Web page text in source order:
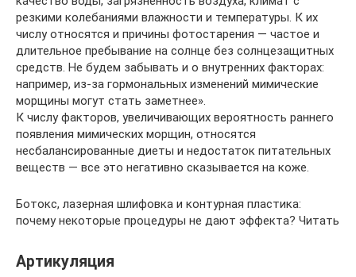
резкими колебаниями влажности и температуры. К их
числу относятся и причины фотостарения — частое и
длительное пребывание на солнце без солнцезащитных
средств. Не будем забывать и о внутренних факторах:
например, из-за гормональных изменений мимические
морщины могут стать заметнее».
К числу факторов, увеличивающих вероятность раннего
появления мимических морщин, относятся
несбалансированные диеты и недостаток питательных
веществ — все это негативно сказывается на коже.
Ботокс, лазерная шлифовка и контурная пластика:
почему некоторые процедуры не дают эффекта? Читать
Артикуляция